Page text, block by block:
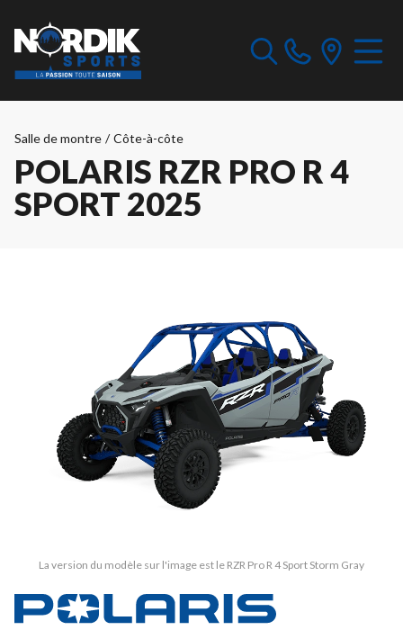
Salle de montre / Côte-à-côte
POLARIS RZR PRO R 4
SPORT 2025
La version du modèle sur l'image est le RZR Pro R 4 Sport Storm Gray